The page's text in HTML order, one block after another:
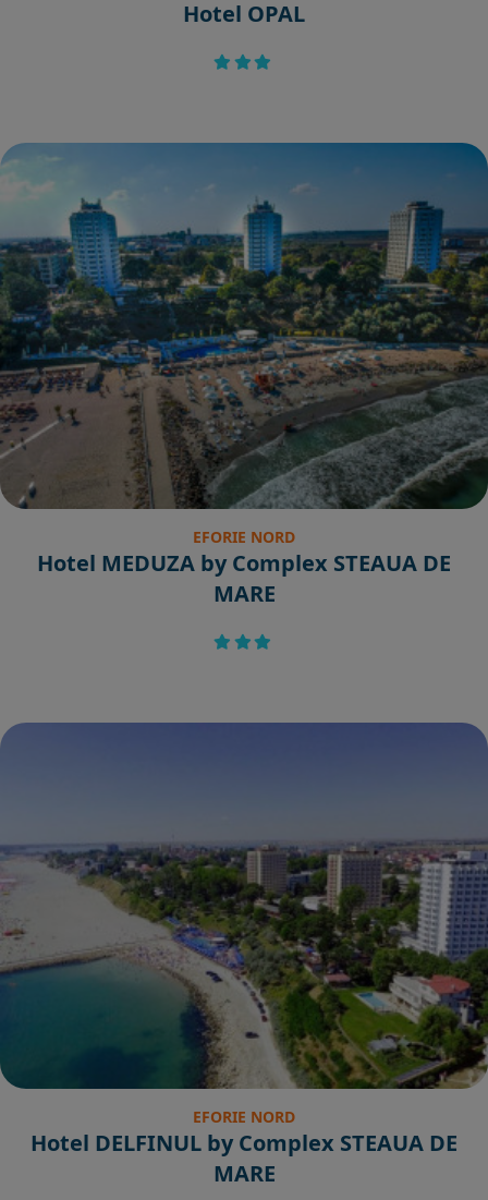
Hotel OPAL
EFORIE NORD
Hotel MEDUZA by Complex STEAUA DE
MARE
EFORIE NORD
Hotel DELFINUL by Complex STEAUA DE
MARE